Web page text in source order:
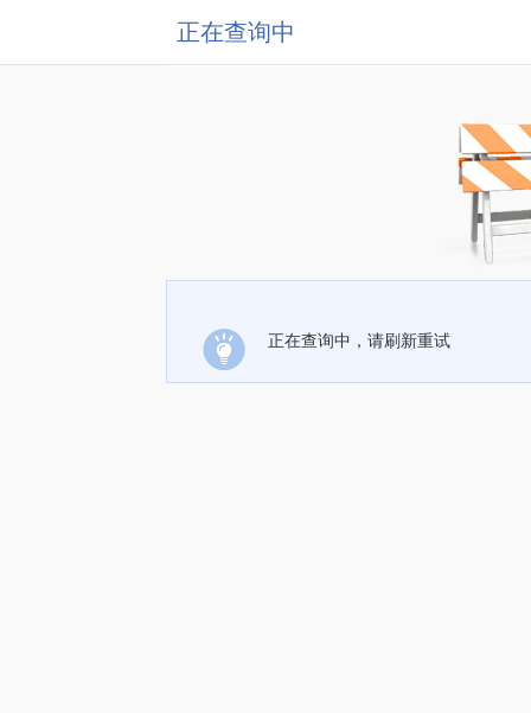
正在查询中
正在查询中，请刷新重试